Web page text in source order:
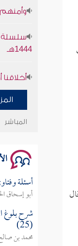
1444هـ
سلسلة
1444هـ
المباشر
أسئلة
أبو إسحاق
شرح بلوغ
(25)
محمد بن